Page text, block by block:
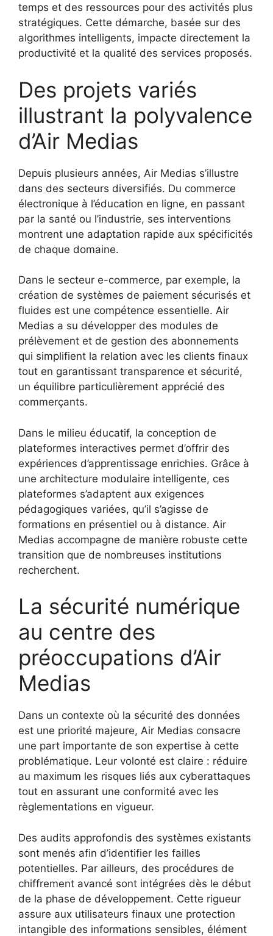
temps et des ressources pour des activités plus
stratégiques. Cette démarche, basée sur des
algorithmes intelligents, impacte directement la
productivité et la qualité des services proposés.
Des projets variés
illustrant la polyvalence
d’Air Medias
Depuis plusieurs années, Air Medias s’illustre
dans des secteurs diversifiés. Du commerce
électronique à l’éducation en ligne, en passant
par la santé ou l’industrie, ses interventions
montrent une adaptation rapide aux spécificités
de chaque domaine.
Dans le secteur e-commerce, par exemple, la
création de systèmes de paiement sécurisés et
fluides est une compétence essentielle. Air
Medias a su développer des modules de
prélèvement et de gestion des abonnements
qui simplifient la relation avec les clients finaux
tout en garantissant transparence et sécurité,
un équilibre particulièrement apprécié des
commerçants.
Dans le milieu éducatif, la conception de
plateformes interactives permet d’offrir des
expériences d’apprentissage enrichies. Grâce à
une architecture modulaire intelligente, ces
plateformes s’adaptent aux exigences
pédagogiques variées, qu’il s’agisse de
formations en présentiel ou à distance. Air
Medias accompagne de manière robuste cette
transition que de nombreuses institutions
recherchent.
La sécurité numérique
au centre des
préoccupations d’Air
Medias
Dans un contexte où la sécurité des données
est une priorité majeure, Air Medias consacre
une part importante de son expertise à cette
problématique. Leur volonté est claire : réduire
au maximum les risques liés aux cyberattaques
tout en assurant une conformité avec les
règlementations en vigueur.
Des audits approfondis des systèmes existants
sont menés afin d’identifier les failles
potentielles. Par ailleurs, des procédures de
chiffrement avancé sont intégrées dès le début
de la phase de développement. Cette rigueur
assure aux utilisateurs finaux une protection
intangible des informations sensibles, élément